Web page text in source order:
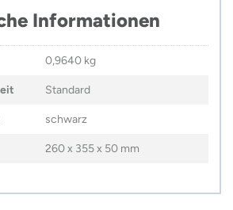
Informationen
0,9640 kg
Standard
schwarz
260 x 355 x 50 mm